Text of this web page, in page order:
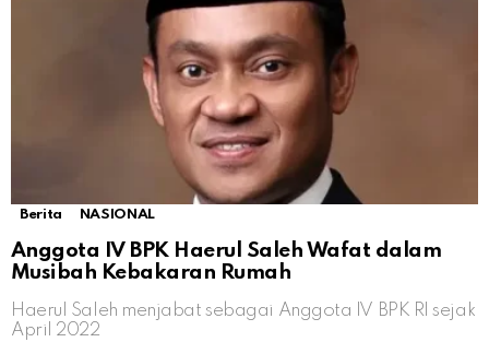
Berita NASIONAL
Anggota IV BPK Haerul Saleh Wafat dalam
Musibah Kebakaran Rumah
Haerul Saleh menjabat sebagai Anggota IV BPK RI sejak
April 2022